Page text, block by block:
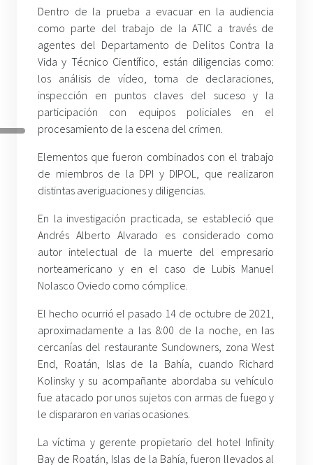
Dentro de la prueba a evacuar en la audiencia
como parte del trabajo de la ATIC a través de
agentes del Departamento de Delitos Contra la
Vida y Técnico Científico, están diligencias como:
los análisis de vídeo, toma de declaraciones,
inspección en puntos claves del suceso y la
participación con equipos policiales en el
procesamiento de la escena del crimen.
Elementos que fueron combinados con el trabajo
de miembros de la DPI y DIPOL, que realizaron
distintas averiguaciones y diligencias.
En la investigación practicada, se estableció que
Andrés Alberto Alvarado es considerado como
autor intelectual de la muerte del empresario
norteamericano y en el caso de Lubis Manuel
Nolasco Oviedo como cómplice.
El hecho ocurrió el pasado 14 de octubre de 2021,
aproximadamente a las 8:00 de la noche, en las
cercanías del restaurante Sundowners, zona West
End, Roatán, Islas de la Bahía, cuando Richard
Kolinsky y su acompañante abordaba su vehículo
fue atacado por unos sujetos con armas de fuego y
le dispararon en varias ocasiones.
La víctima y gerente propietario del hotel Infinity
Bay de Roatán, Islas de la Bahía, fueron llevados al